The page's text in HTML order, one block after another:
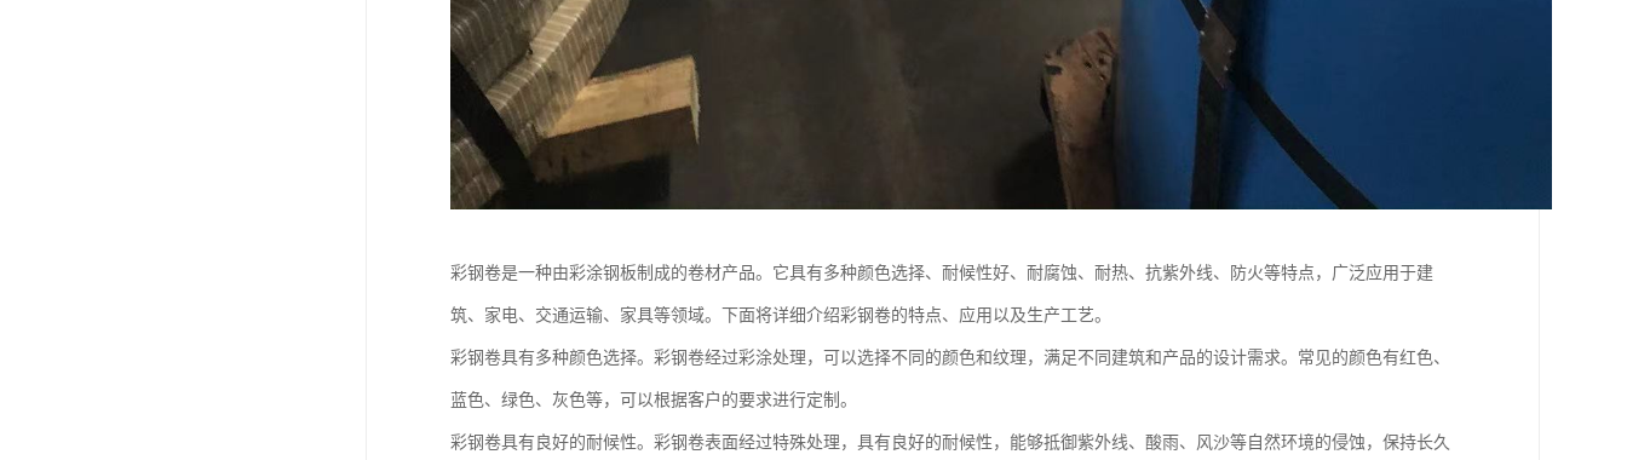
彩钢卷是一种由彩涂钢板制成的卷材产品。它具有多种颜色选择、耐候性好、耐腐蚀、耐热、抗紫外线、防火等特点，广泛应用于建
筑、家电、交通运输、家具等领域。下面将详细介绍彩钢卷的特点、应用以及生产工艺。
彩钢卷具有多种颜色选择。彩钢卷经过彩涂处理，可以选择不同的颜色和纹理，满足不同建筑和产品的设计需求。常见的颜色有红色、
蓝色、绿色、灰色等，可以根据客户的要求进行定制。
彩钢卷具有良好的耐候性。彩钢卷表面经过特殊处理，具有良好的耐候性，能够抵御紫外线、酸雨、风沙等自然环境的侵蚀，保持长久